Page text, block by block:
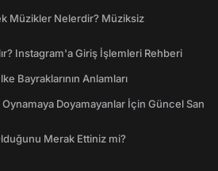
Müzikler Nelerdir? Müziksiz
Instagram'a Giriş İşlemleri Rehberi
Bayraklarının Anlamları
Doyamayanlar İçin Güncel San
Merak Ettiniz mi?